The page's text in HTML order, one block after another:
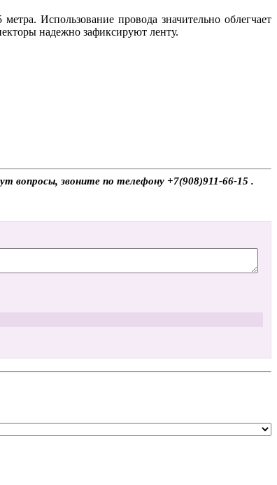
Использование провода значительно облегчает
надежно зафиксируют ленту.
вопросы, звоните по телефону +7(908)911-66-15 .